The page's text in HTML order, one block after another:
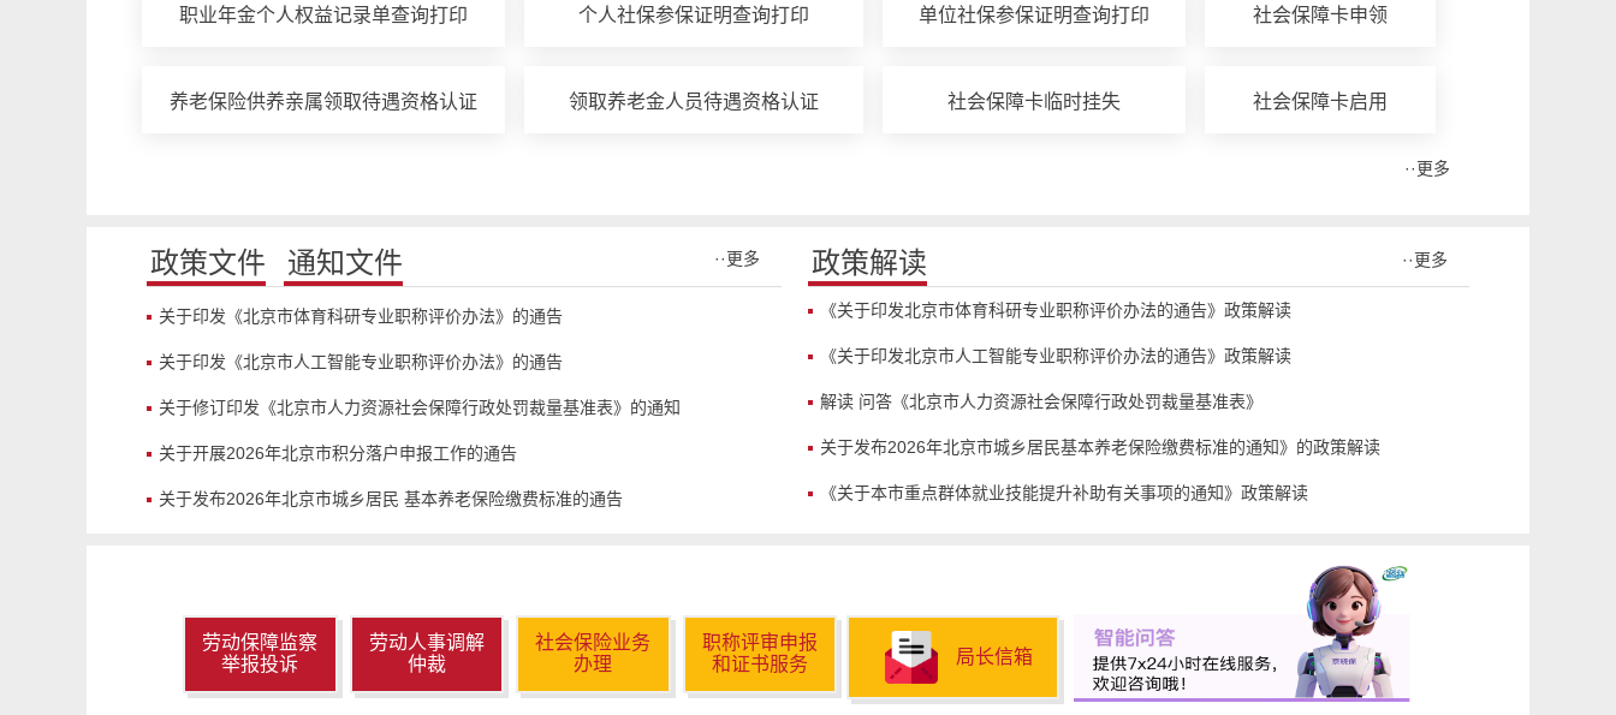
职业年金个人权益记录单查询打印 个人社保参保证明查询打印 单位社保参保证明查询打印 社会保障卡申领
养老保险供养亲属领取待遇资格认证 领取养老金人员待遇资格认证 社会保障卡临时挂失 社会保障卡启用
··更多
政策解读 ··更多
《关于印发北京市体育科研专业职称评价办法的通告》政策解读
《关于印发北京市人工智能专业职称评价办法的通告》政策解读
解读 问答《北京市人力资源社会保障行政处罚裁量基准表》
关于发布2026年北京市城乡居民基本养老保险缴费标准的通知》的政策解读
《关于本市重点群体就业技能提升补助有关事项的通知》政策解读
政策文件 通知文件 ··更多
关于印发《北京市体育科研专业职称评价办法》的通告
关于印发《北京市人工智能专业职称评价办法》的通告
关于修订印发《北京市人力资源社会保障行政处罚裁量基准表》的通知
关于开展2026年北京市积分落户申报工作的通告
关于发布2026年北京市城乡居民 基本养老保险缴费标准的通告
劳动保障监察
举报投诉
劳动人事调解
仲裁
社会保险业务
办理
职称评审申报
和证书服务
局长信箱